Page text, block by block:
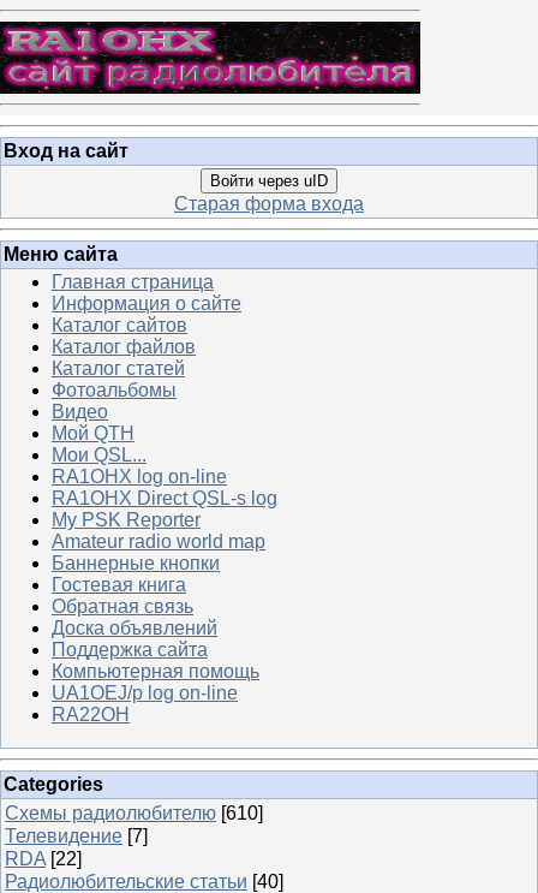
Вход на сайт
Войти через uID
Старая форма входа
Меню сайта
Главная страница
Информация о сайте
Каталог сайтов
Каталог файлов
Каталог статей
Фотоальбомы
Видео
Мой QTH
Мои QSL...
RA1OHX log on-line
RA1OHX Direct QSL-s log
My PSK Reporter
Amateur radio world map
Баннерные кнопки
Гостевая книга
Обратная связь
Доска объявлений
Поддержка сайта
Компьютерная помощь
UA1OEJ/p log on-line
RA22OH
Categories
Схемы радиолюбителю [610]
Телевидение [7]
RDA [22]
Радиолюбительские статьи [40]